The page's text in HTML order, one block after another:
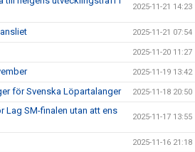
2025-11-21 14:23
2025-11-21 07:54
2025-11-20 11:27
2025-11-19 13:42
för Svenska Löpartalanger 2025-11-18 20:50
Lag SM-finalen utan att ens
2025-11-17 13:55
2025-11-16 21:18